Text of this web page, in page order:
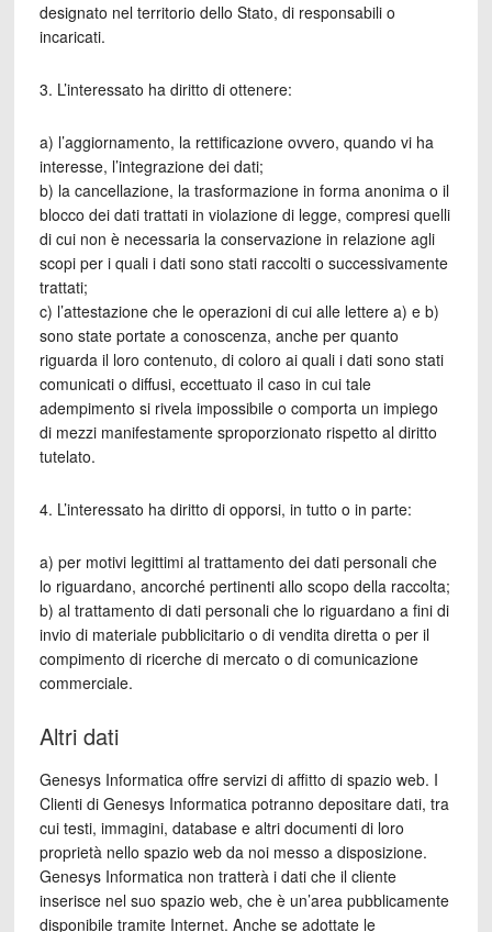
designato nel territorio dello Stato, di responsabili o
incaricati.
3. L’interessato ha diritto di ottenere:
a) l’aggiornamento, la rettificazione ovvero, quando vi ha
interesse, l’integrazione dei dati;
b) la cancellazione, la trasformazione in forma anonima o il
blocco dei dati trattati in violazione di legge, compresi quelli
di cui non è necessaria la conservazione in relazione agli
scopi per i quali i dati sono stati raccolti o successivamente
trattati;
c) l’attestazione che le operazioni di cui alle lettere a) e b)
sono state portate a conoscenza, anche per quanto
riguarda il loro contenuto, di coloro ai quali i dati sono stati
comunicati o diffusi, eccettuato il caso in cui tale
adempimento si rivela impossibile o comporta un impiego
di mezzi manifestamente sproporzionato rispetto al diritto
tutelato.
4. L’interessato ha diritto di opporsi, in tutto o in parte:
a) per motivi legittimi al trattamento dei dati personali che
lo riguardano, ancorché pertinenti allo scopo della raccolta;
b) al trattamento di dati personali che lo riguardano a fini di
invio di materiale pubblicitario o di vendita diretta o per il
compimento di ricerche di mercato o di comunicazione
commerciale.
Altri dati
Genesys Informatica offre servizi di affitto di spazio web. I
Clienti di Genesys Informatica potranno depositare dati, tra
cui testi, immagini, database e altri documenti di loro
proprietà nello spazio web da noi messo a disposizione.
Genesys Informatica non tratterà i dati che il cliente
inserisce nel suo spazio web, che è un’area pubblicamente
disponibile tramite Internet. Anche se adottate le